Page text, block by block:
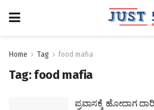
Home Tag food mafia
Tag:food mafia
ಪ್ರವಾಸಕ್ಕೆ ಹೋದಾಗ